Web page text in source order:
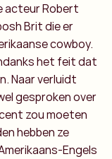
acteur Robert
Brit die er
cowboy.
het feit dat
Naar verluidt
gesproken over
zou moeten
hebben ze
Engels